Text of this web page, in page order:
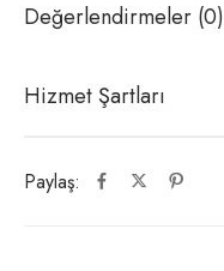
Paylaş:
Değerlendirmeler (0)
Hizmet Şartları